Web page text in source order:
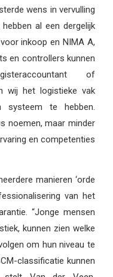
wens in vervulling
al een dergelijk
inkoop en NIMA A,
en controllers kunnen
of
wij het logistieke vak
systeem te hebben.
noemen, maar minder
en competenties
manieren ‘orde
van het
“Jonge mensen
kunnen zien welke
om hun niveau te
classificatie kunnen